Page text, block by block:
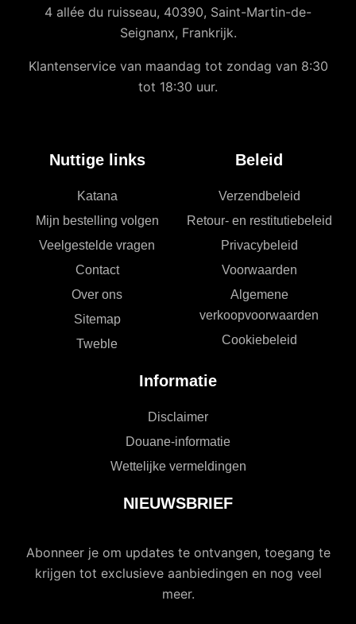
4 allée du ruisseau, 40390, Saint-Martin-de-
Seignanx, Frankrijk.
Klantenservice van maandag tot zondag van 8:30
tot 18:30 uur.
Nuttige links
Katana
Mijn bestelling volgen
Veelgestelde vragen
Contact
Over ons
Sitemap
Tweble
Beleid
Verzendbeleid
Retour- en restitutiebeleid
Privacybeleid
Voorwaarden
Algemene
verkoopvoorwaarden
Cookiebeleid
Informatie
Disclaimer
Douane-informatie
Wettelijke vermeldingen
NIEUWSBRIEF
Abonneer je om updates te ontvangen, toegang te
krijgen tot exclusieve aanbiedingen en nog veel
meer.